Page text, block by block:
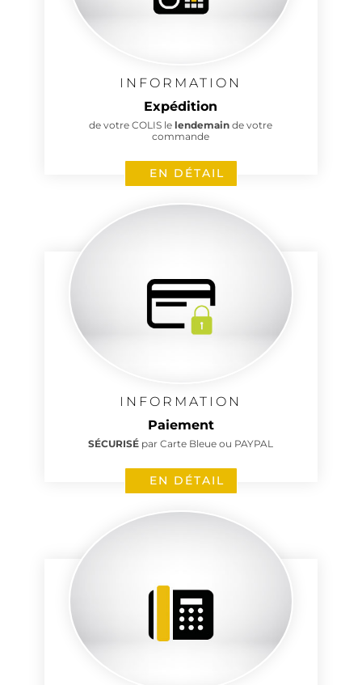
INFORMATION
Expédition
de votre COLIS lelendemainde votre
commande
EN DÉTAIL
INFORMATION
Paiement
SÉCURISÉ par Carte Bleue ou PAYPAL
EN DÉTAIL